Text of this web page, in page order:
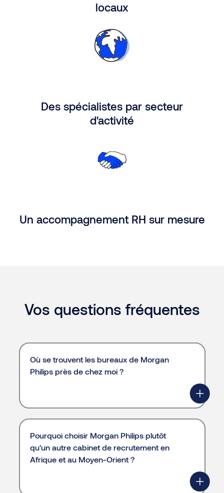
locaux
Des spécialistes par secteur
d'activité
Un accompagnement RH sur mesure
Vos questions fréquentes
Où se trouvent les bureaux de Morgan
Philips près de chez moi ?
Pourquoi choisir Morgan Philips plutôt
qu'un autre cabinet de recrutement en
Afrique et au Moyen-Orient ?